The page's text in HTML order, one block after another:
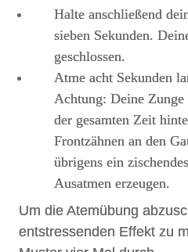
Halte anschließend
sieben Sekunden.
geschlossen.
Atme acht Sekunden
Achtung: Deine
der gesamten Zeit
Frontzähnen an den
übrigens ein
Ausatmen erzeugen.
Um die Atemübung
entstressenden Effekt zu